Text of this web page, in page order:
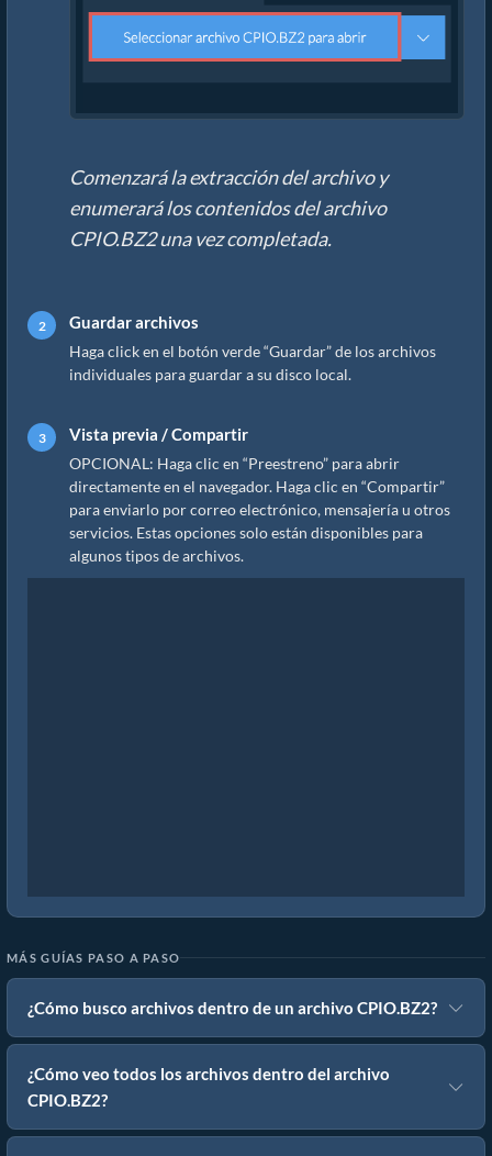
Comenzará la extracción del archivo y
enumerará los contenidos del archivo
CPIO.BZ2 una vez completada.
Guardar archivos
Haga click en el botón verde “Guardar” de los archivos
individuales para guardar a su disco local.
Vista previa / Compartir
OPCIONAL: Haga clic en “Preestreno” para abrir
directamente en el navegador. Haga clic en “Compartir”
para enviarlo por correo electrónico, mensajería u otros
servicios. Estas opciones solo están disponibles para
algunos tipos de archivos.
MÁS GUÍAS PASO A PASO
¿Cómo busco archivos dentro de un archivo CPIO.BZ2?
¿Cómo veo todos los archivos dentro del archivo
CPIO.BZ2?